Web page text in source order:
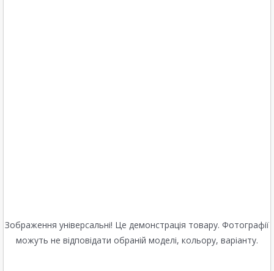
Зображення універсальні! Це демонстрація товару. Фотографії
можуть не відповідати обраній моделі, кольору, варіанту.